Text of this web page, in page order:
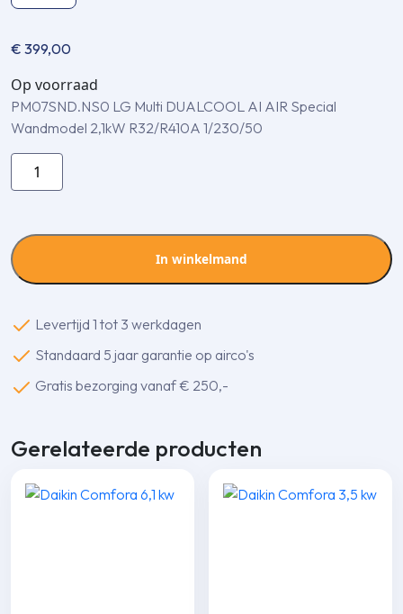
€ 399,00
Op voorraad
PM07SND.NS0 LG Multi DUALCOOL AI AIR Special
Wandmodel 2,1kW R32/R410A 1/230/50
PM07SND.NS0
LG
AI
AIR
2,1kW
aantal
In winkelmand
Levertijd 1 tot 3 werkdagen
Standaard 5 jaar garantie op airco's
Gratis bezorging vanaf € 250,-
Gerelateerde producten